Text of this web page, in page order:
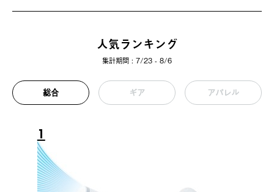
人気ランキング
集計期間 : 7/23 - 8/6
総合 ギア アパレル
1